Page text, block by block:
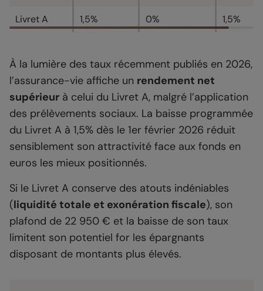
Livret A 1,5% 0% 1,5%
À la lumière des taux récemment publiés en 2026,
l’assurance-vie affiche un rendement net
supérieur à celui du Livret A, malgré l’application
des prélèvements sociaux. La baisse programmée
du Livret A à 1,5% dès le 1er février 2026 réduit
sensiblement son attractivité face aux fonds en
euros les mieux positionnés.
Si le Livret A conserve des atouts indéniables
(liquidité totale et exonération fiscale), son
plafond de 22 950 € et la baisse de son taux
limitent son potentiel for les épargnants
disposant de montants plus élevés.